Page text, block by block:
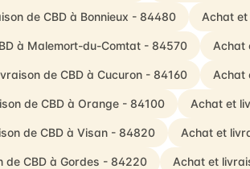
de CBD à Bonnieux - 84480 Achat
à Malemort-du-Comtat - 84570 Achat
de CBD à Cucuron - 84160 Achat
de CBD à Orange - 84100 Achat et
de CBD à Visan - 84820 Achat et
de CBD à Gordes - 84220 Achat et